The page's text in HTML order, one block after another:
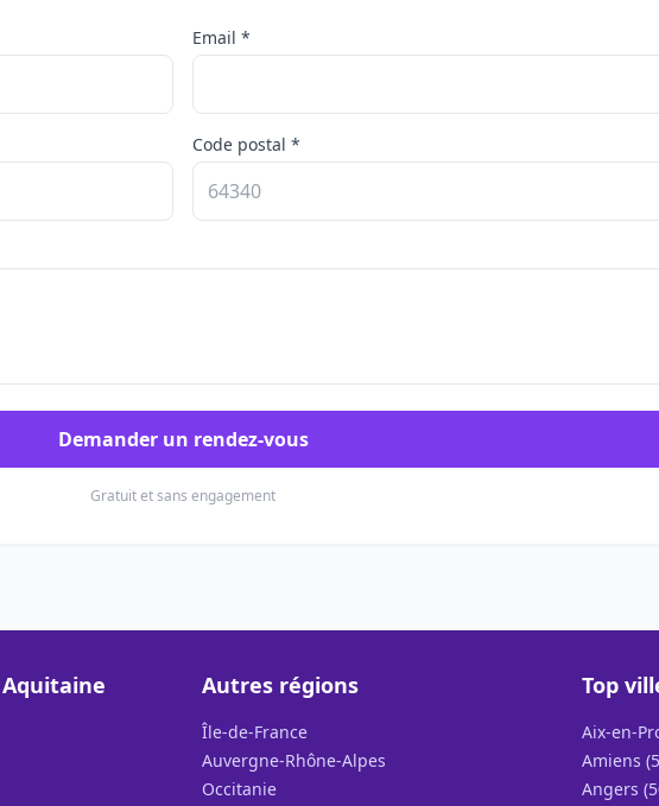
Email *
Code postal *
Demander un rendez-vous
Gratuit et sans engagement
Autres régions
Île-de-France
Auvergne-Rhône-Alpes
Occitanie
Top
Aix-en-
Amiens
Angers